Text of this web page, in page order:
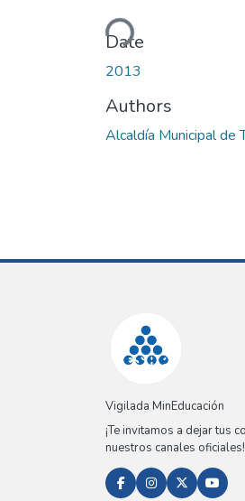
Loading...
Date
2013
Authors
Alcaldía Municipal de
Vigilada MinEducación
¡Te invitamos a dejar tus
nuestros canales oficiales!